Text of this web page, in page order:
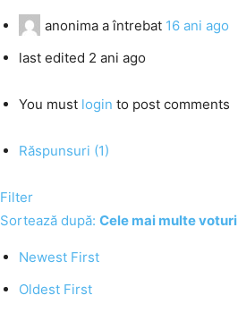
anonima a întrebat 16 ani ago
last edited 2 ani ago
You must login to post comments
Răspunsuri (1)
Filter
Sortează după: Cele mai multe voturi
Newest First
Oldest First